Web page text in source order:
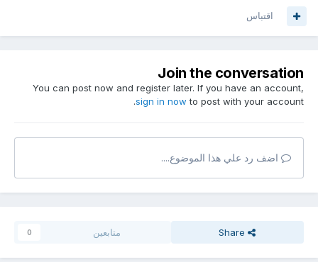
اقتباس
Join the conversation
You can post now and register later. If you have an account,
sign in nowto post with your account.
اضف رد علي هذا الموضوع....
Share متابعين 0